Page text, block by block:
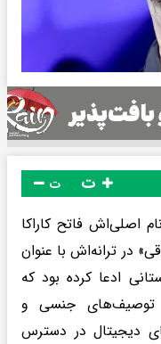
ت
اصلی‌اش فاتح کاراکا
در ترانه‌اش با عنوان
ادعا کرده بود که
توصیف‌های جنسی و
دیجیتال در دسترس